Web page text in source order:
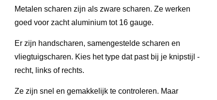
Metalen scharen zijn als zware scharen. Ze werken
goed voor zacht aluminium tot 16 gauge.
Er zijn handscharen, samengestelde scharen en
vliegtuigscharen. Kies het type dat past bij je knipstijl -
recht, links of rechts.
Ze zijn snel en gemakkelijk te controleren. Maar